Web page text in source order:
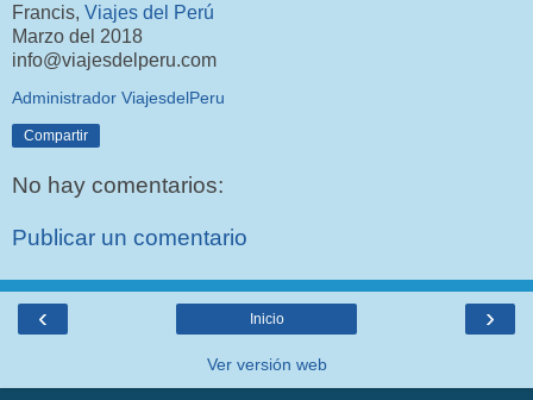
Francis, Viajes del Perú
Marzo del 2018
info@viajesdelperu.com
Administrador ViajesdelPeru
Compartir
No hay comentarios:
Publicar un comentario
‹ ›
Inicio
Ver versión web